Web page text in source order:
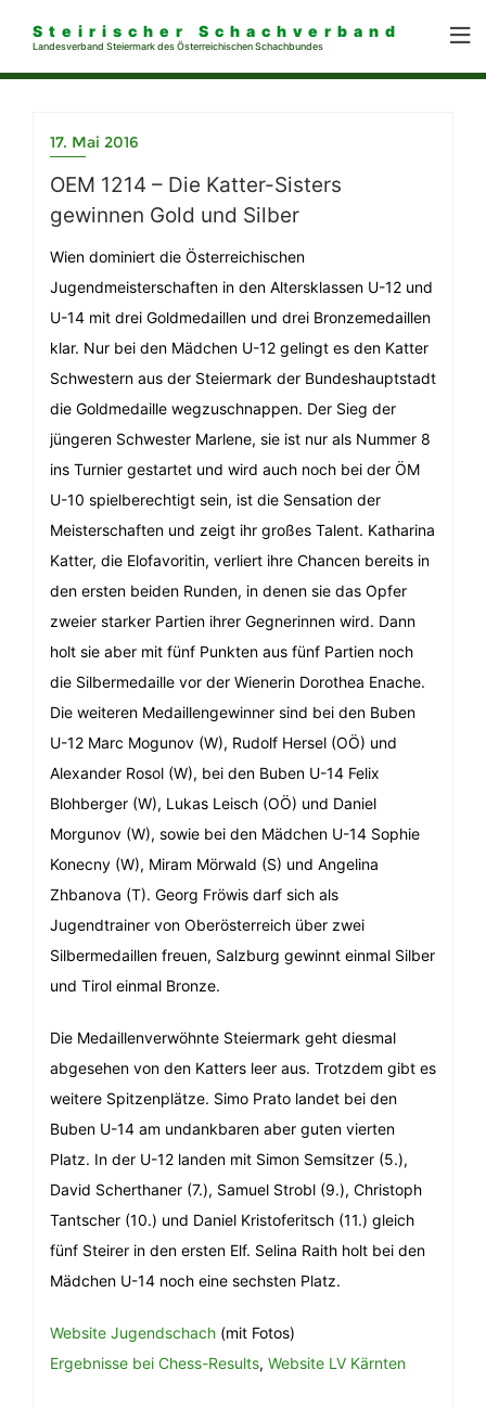
Steirischer Schachverband
Landesverband Steiermark des Österreichischen Schachbundes
17. Mai 2016
OEM 1214 – Die Katter-Sisters
gewinnen Gold und Silber
Wien dominiert die Österreichischen
Jugendmeisterschaften in den Altersklassen U-12 und
U-14 mit drei Goldmedaillen und drei Bronzemedaillen
klar. Nur bei den Mädchen U-12 gelingt es den Katter
Schwestern aus der Steiermark der Bundeshauptstadt
die Goldmedaille wegzuschnappen. Der Sieg der
jüngeren Schwester Marlene, sie ist nur als Nummer 8
ins Turnier gestartet und wird auch noch bei der ÖM
U-10 spielberechtigt sein, ist die Sensation der
Meisterschaften und zeigt ihr großes Talent. Katharina
Katter, die Elofavoritin, verliert ihre Chancen bereits in
den ersten beiden Runden, in denen sie das Opfer
zweier starker Partien ihrer Gegnerinnen wird. Dann
holt sie aber mit fünf Punkten aus fünf Partien noch
die Silbermedaille vor der Wienerin Dorothea Enache.
Die weiteren Medaillengewinner sind bei den Buben
U-12 Marc Mogunov (W), Rudolf Hersel (OÖ) und
Alexander Rosol (W), bei den Buben U-14 Felix
Blohberger (W), Lukas Leisch (OÖ) und Daniel
Morgunov (W), sowie bei den Mädchen U-14 Sophie
Konecny (W), Miram Mörwald (S) und Angelina
Zhbanova (T). Georg Fröwis darf sich als
Jugendtrainer von Oberösterreich über zwei
Silbermedaillen freuen, Salzburg gewinnt einmal Silber
und Tirol einmal Bronze.
Die Medaillenverwöhnte Steiermark geht diesmal
abgesehen von den Katters leer aus. Trotzdem gibt es
weitere Spitzenplätze. Simo Prato landet bei den
Buben U-14 am undankbaren aber guten vierten
Platz. In der U-12 landen mit Simon Semsitzer (5.),
David Scherthaner (7.), Samuel Strobl (9.), Christoph
Tantscher (10.) und Daniel Kristoferitsch (11.) gleich
fünf Steirer in den ersten Elf. Selina Raith holt bei den
Mädchen U-14 noch eine sechsten Platz.
Website Jugendschach (mit Fotos)
Ergebnisse bei Chess-Results, Website LV Kärnten